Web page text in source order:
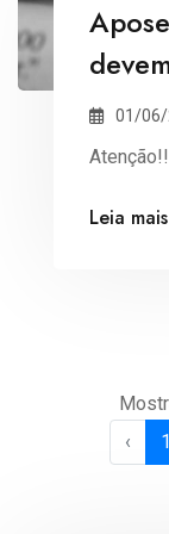
01/06/
Atenção!!
Leia mais
‹
1